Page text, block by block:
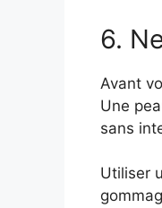
6.
Avant
Une
sans
Utiliser